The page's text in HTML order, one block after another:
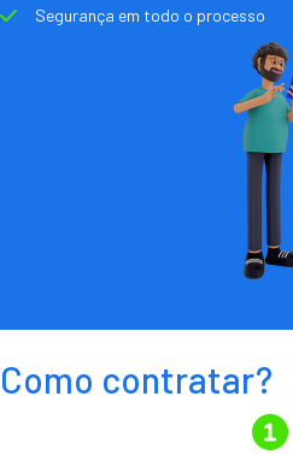
Segurança em todo o processo
Como contratar?